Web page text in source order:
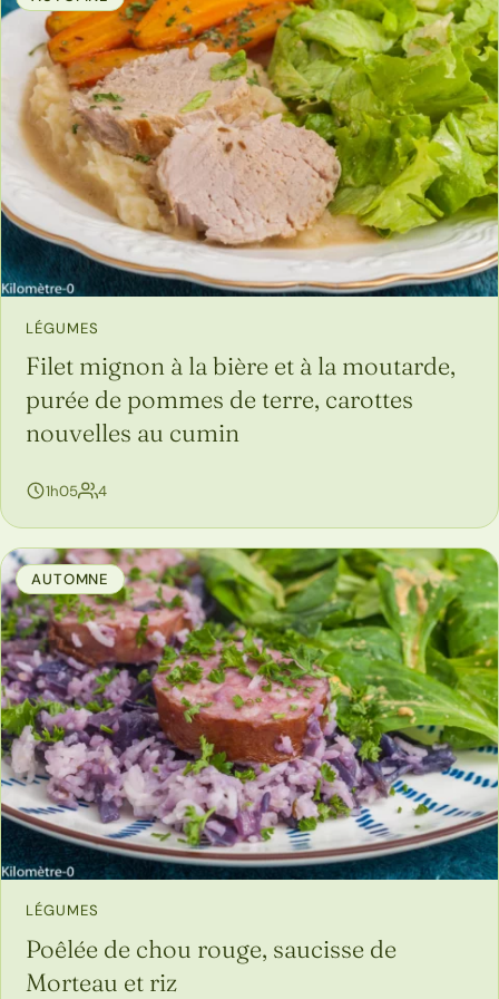
LÉGUMES
Filet mignon à la bière et à la moutarde,
purée de pommes de terre, carottes
nouvelles au cumin
1h05 4personnes
AUTOMNE
LÉGUMES
Poêlée de chou rouge, saucisse de
Morteau et riz